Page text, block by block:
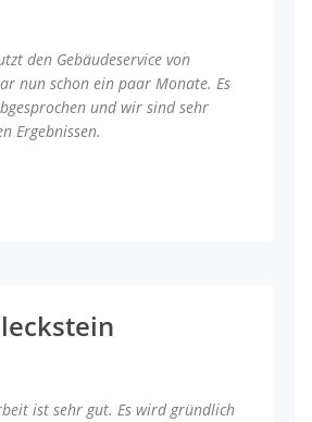
den Gebäudeservice von
nun schon ein paar Monate. Es
und wir sind sehr
Ergebnissen.
ist sehr gut. Es wird gründlich